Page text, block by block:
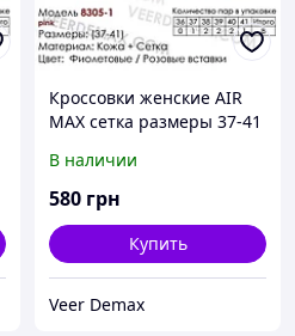
Кроссовки женские AIR
MAX сетка размеры 37-41
В наличии
580 грн
Купить
Veer Demax